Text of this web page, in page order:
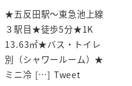
★五反田駅～東急池上線
３駅目★徒歩5分★1K
13.63㎡★バス・トイレ
別（シャワールーム）★
ミニ冷 […] Tweet